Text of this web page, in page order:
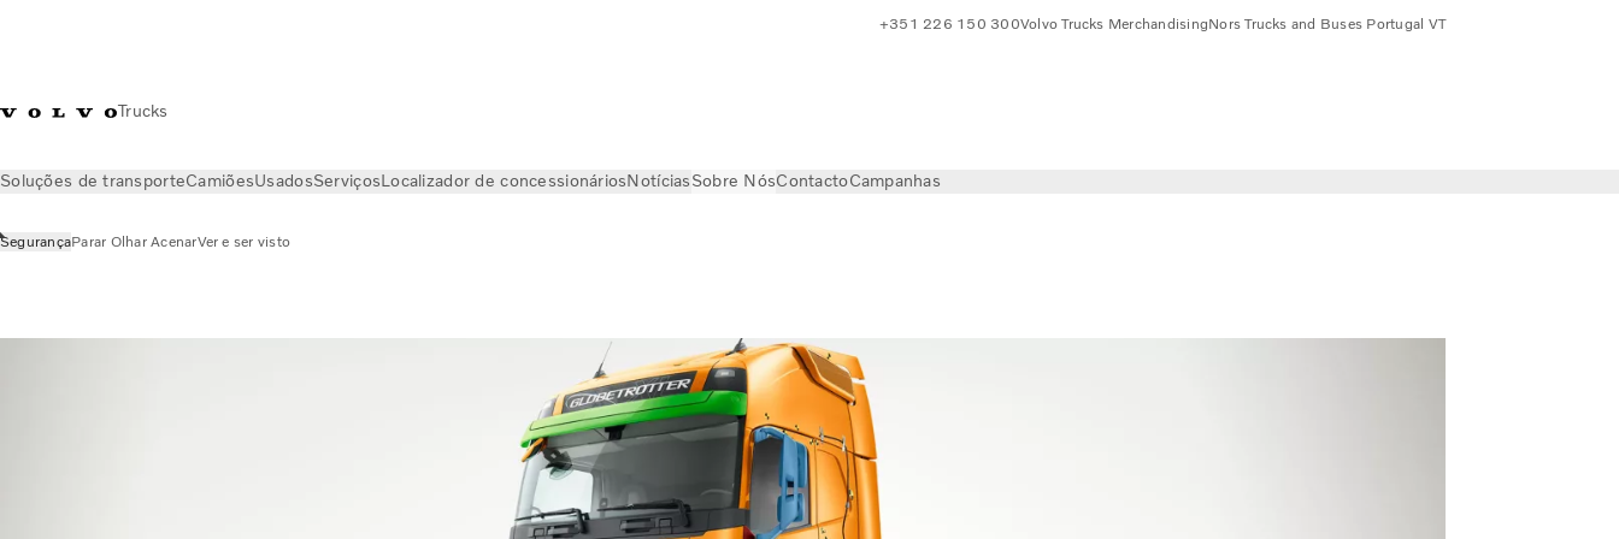
Trucks
+351 226 150 300Volvo Trucks MerchandisingNors Trucks and Buses Portugal VT
Soluções de transporteCamiõesUsadosServiçosLocalizador de concessionáriosNotíciasSobre NósContactoCampanhas
SegurançaParar Olhar AcenarVer e ser visto